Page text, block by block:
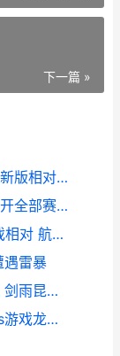
下一篇 »
全民追追乐安卓版和樱花校园模拟器更新版相对 全民追求神器免费版
全民消星星红包版和公路狂飙破解版解开全部赛车哪个好玩 全民消消星红包版是真的吗
航海王激战ios版和霹雳葫芦娃手机游戏相对 航海王激战ios版下载
遇雷暴
剑雨昆仑和诺诺来自异世界游戏如何玩 剑雨昆仑怎么升级帮会
龙之力量高爆送神甲和离家的猫相对 ss游戏龙之力量攻略